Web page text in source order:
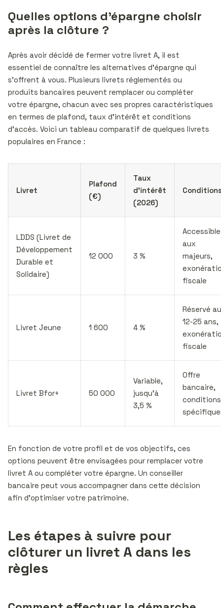
Quelles options d’épargne choisir
après la clôture ?
Après avoir décidé de fermer votre livret A, il est
essentiel de connaître les alternatives d’épargne qui
s’offrent à vous. Plusieurs livrets réglementés ou
produits bancaires peuvent remplacer ou compléter
votre épargne, chacun avec ses propres caractéristiques
en termes de plafond, taux d’intérêt et conditions
d’accès. Voici un tableau comparatif de quelques livrets
populaires en France :
Livret
Plafond
(€)
Taux
d’intérêt
(2026)
LDDS (Livret de
Développement
Durable et
Solidaire)
12 000 3 %
Accessible
aux
majeurs,
fiscale
Livret Jeune 1 600 4 %
Réservé
12-25 ans,
fiscale
Livret Bfor+ 50 000
Variable,
jusqu’à
3,5 %
Offre
bancaire,
conditions
En fonction de votre profil et de vos objectifs, ces
options peuvent être envisagées pour remplacer votre
livret A ou compléter votre épargne. Un conseiller
bancaire peut vous accompagner dans cette décision
afin d’optimiser votre patrimoine.
Les étapes à suivre pour
clôturer un livret A dans les
règles